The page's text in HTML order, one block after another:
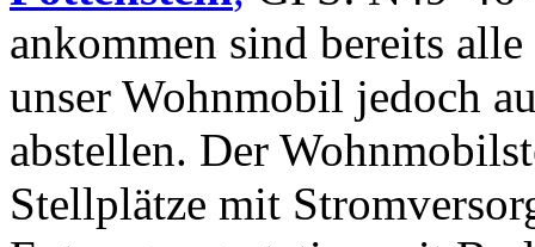
ankommen sind bereits
unser Wohnmobil jedoch
abstellen. Der
Stellplätze mit